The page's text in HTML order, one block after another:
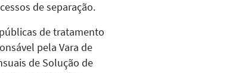
de separação.
de tratamento
pela Vara de
de Solução de